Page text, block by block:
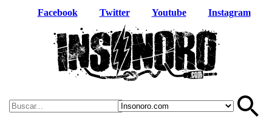
Facebook Twitter Youtube Instagram